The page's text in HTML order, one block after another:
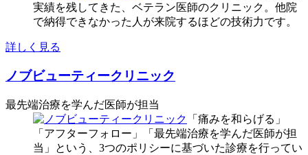
実績を残してきた、ベテラン医師のクリニック。他院
で納得できなかった人が来院するほどの技術力です。
詳しく見る
ノブビューティークリニック
最先端治療を学んだ医師が担当
「痛みを和らげる」
「アフターフォロー」「最先端治療を学んだ医師が担
当」という、3つのポリシーに基づいた診療を行ってい